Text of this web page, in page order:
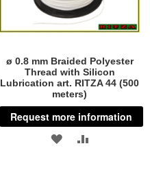
ø 0.8 mm Braided Polyester
Thread with Silicon
Lubrication art. RITZA 44 (500
meters)
Request more information
ADD